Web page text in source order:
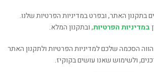
בתקנון האתר, ובפרט במדיניות הפרטיות שלנו.
במדיניות הפרטיות, ובתקנון המלא.
הסכמה שלכם למדיניות הפרטיות ולתקנון האתר
ולשימוש שאנו עושים בקוקיז.